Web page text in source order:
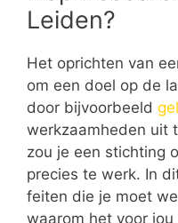
Leiden?
Het oprichten van
om een doel op de
door bijvoorbeeld
werkzaamheden uit
zou je een stichting
precies te werk. In
feiten die je moet
waarom het voor